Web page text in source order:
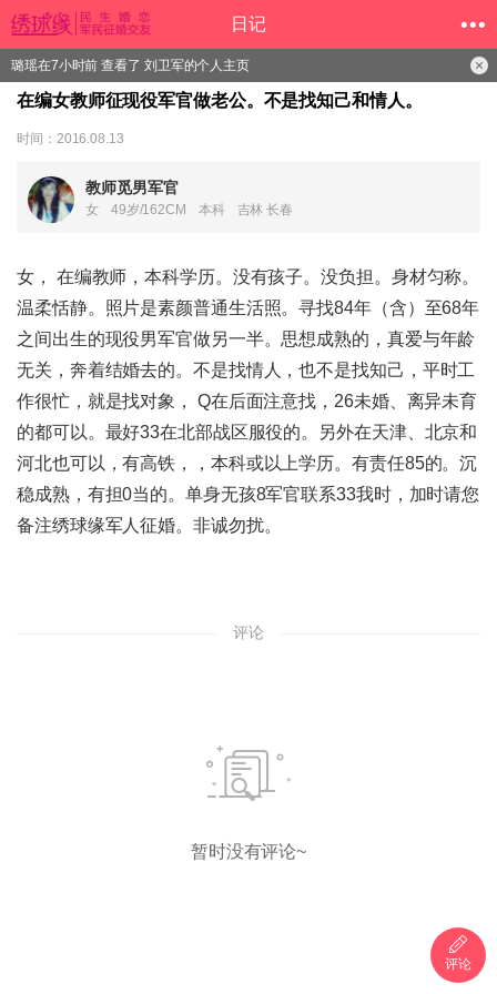
日记
在编女教师征现役军官做老公。不是找知己和情人。
时间：2016.08.13
教师觅男军官
女 49岁/162CM 本科 吉林 长春
女， 在编教师，本科学历。没有孩子。没负担。身材匀称。
温柔恬静。照片是素颜普通生活照。寻找84年（含）至68年
之间出生的现役男军官做另一半。思想成熟的，真爱与年龄
无关，奔着结婚去的。不是找情人，也不是找知己，平时工
作很忙，就是找对象， Q在后面注意找，26未婚、离异未育
的都可以。最好33在北部战区服役的。另外在天津、北京和
河北也可以，有高铁，，本科或以上学历。有责任85的。沉
稳成熟，有担0当的。单身无孩8军官联系33我时，加时请您
备注绣球缘军人征婚。非诚勿扰。
评论
暂时没有评论~
评论
璐瑶在7小时前 查看了 刘卫军的个人主页